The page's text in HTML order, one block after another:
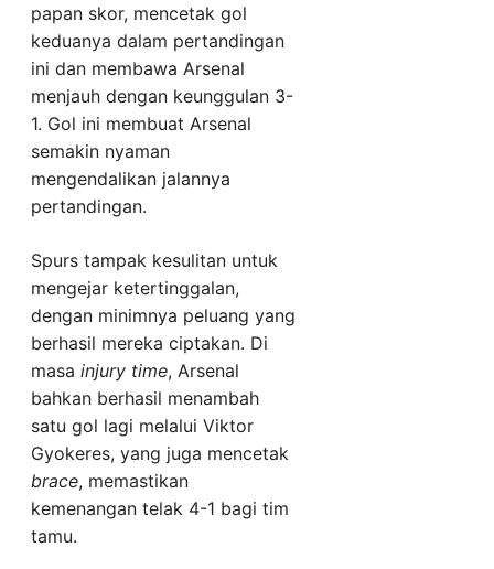
papan skor, mencetak gol
keduanya dalam pertandingan
ini dan membawa Arsenal
menjauh dengan keunggulan 3-
1. Gol ini membuat Arsenal
semakin nyaman
mengendalikan jalannya
pertandingan.
Spurs tampak kesulitan untuk
mengejar ketertinggalan,
dengan minimnya peluang yang
berhasil mereka ciptakan. Di
masa injury time, Arsenal
bahkan berhasil menambah
satu gol lagi melalui Viktor
Gyokeres, yang juga mencetak
brace, memastikan
kemenangan telak 4-1 bagi tim
tamu.